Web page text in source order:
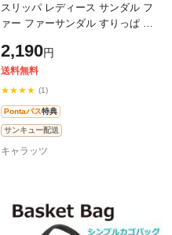
スリッパ レディース サンダル フ
ァー ファーサンダル すりっぱ か
こ ヒール 厚底 【5cm】 ぺたんこ
ピ
2,190円
送料無料
★★★★ (1)
Pontaパス特典
サンキュー配送
キャラッツ